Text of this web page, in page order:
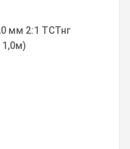
мм 2:1 ТСТнг
1,0м)